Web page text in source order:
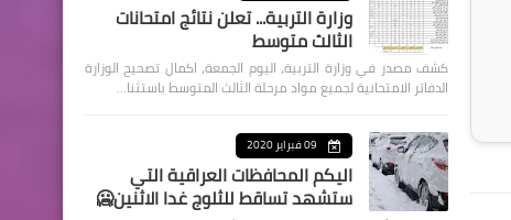
وزارة التربية... تعلن نتائج امتحانات
الثالث متوسط
كشف مصدر في وزارة التربية، اليوم الجمعة، اكمال تصحيح الوزارة
الدفاتر الامتحانية لجميع مواد مرحلة الثالث المتوسط باستثنا…
09 فبراير 2020
اليكم المحافظات العراقية التي
ستشهد تساقط للثلوج غدا الاثنين🥶